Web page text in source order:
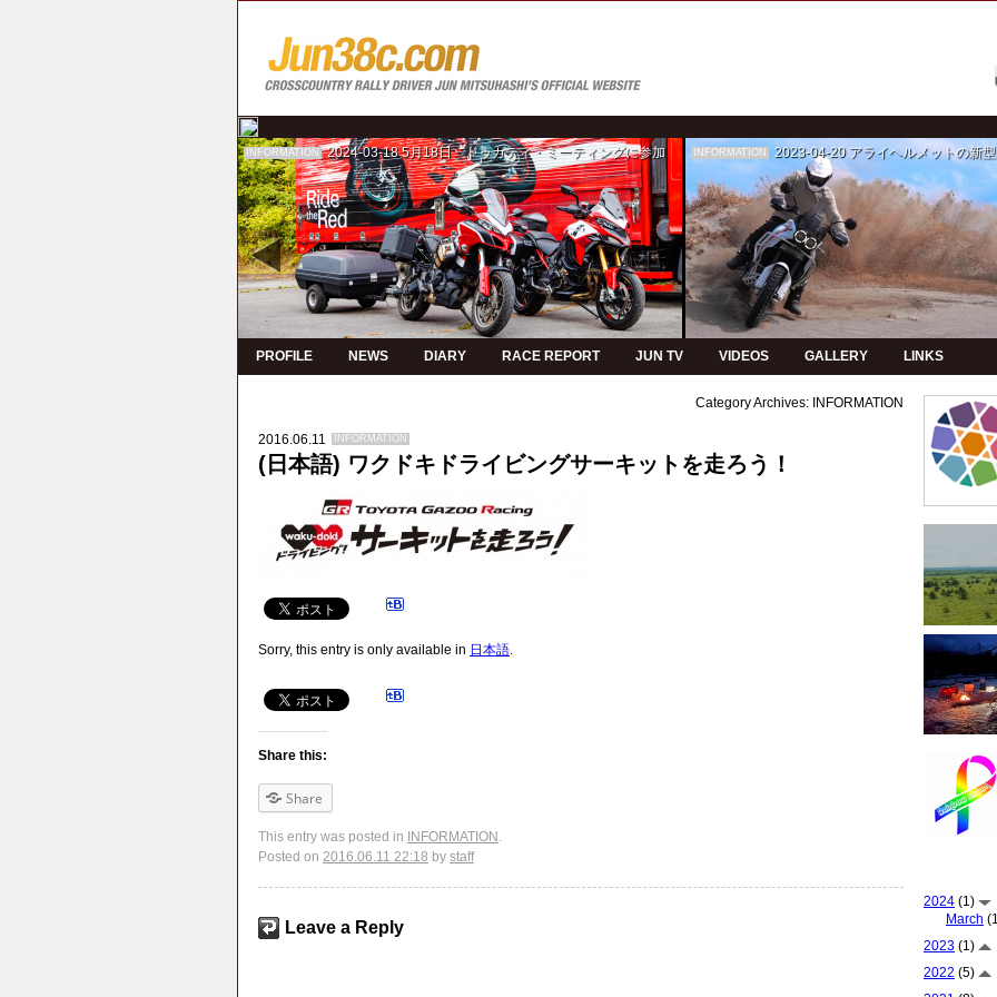
INFORMATION 2024-03-18 5月18日 ドゥカティ・ミーティングに参加 INFORMATION 2023-04-20 アライヘルメットの新型モデルPVの制
PROFILE NEWS DIARY RACE REPORT JUN TV VIDEOS GALLERY LINKS
Category Archives: INFORMATION
2016.06.11 INFORMATION
(日本語) ワクドキドライビングサーキットを走ろう！
Sorry, this entry is only available in 日本語.
Share this:
Share
This entry was posted in INFORMATION .
Posted on 2016.06.11 22:18 by staff
Leave a Reply
2024 (1)
March
2023 (1)
2022 (5)